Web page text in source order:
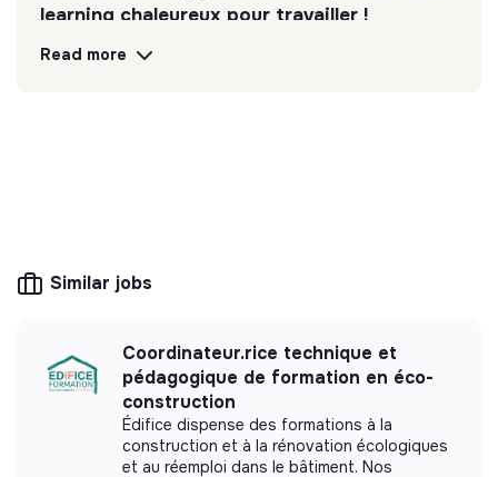
learning chaleureux pour travailler !
Discover
More information
Website
Between 15 and 50
Education
Read more
Similar jobs
Coordinateur.rice technique et
pédagogique de formation en éco-
construction
Édifice dispense des formations à la
construction et à la rénovation écologiques
et au réemploi dans le bâtiment. Nos